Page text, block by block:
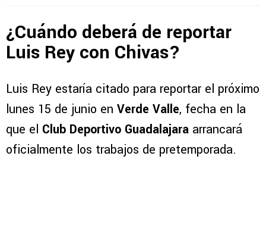
¿Cuándo deberá de reportar
Luis Rey con Chivas?
Luis Rey estaría citado para reportar el próximo
lunes 15 de junio en Verde Valle, fecha en la
que el Club Deportivo Guadalajara arrancará
oficialmente los trabajos de pretemporada.